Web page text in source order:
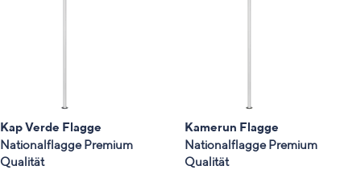
Kap Verde Flagge
Nationalflagge Premium
Qualität
Kamerun Flagge
Nationalflagge Premium
Qualität